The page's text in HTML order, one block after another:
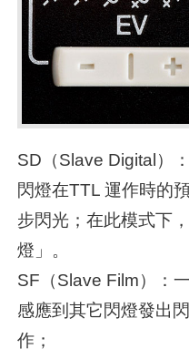
SD（Slave Digital）
閃燈在TTL 運作時的
步閃光；在此模式下
燈」。
SF（Slave Film）：
感應到其它閃燈發出
作；